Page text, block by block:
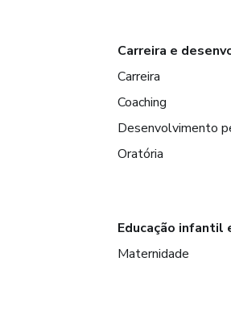
Carreira e
Carreira
Coaching
Desenvolvimento
Oratória
Educação infantil
Maternidade